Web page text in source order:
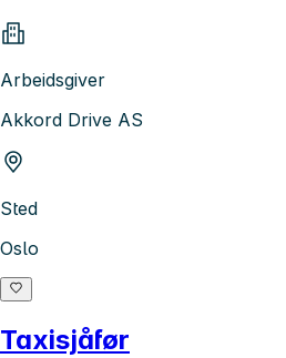
Arbeidsgiver
Akkord Drive AS
Sted
Oslo
Taxisjåfør